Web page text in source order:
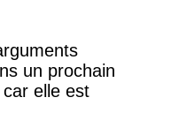
un prochain
elle est